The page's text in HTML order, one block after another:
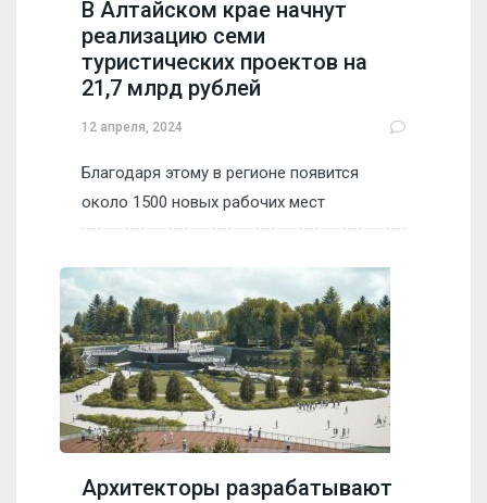
В Алтайском крае начнут
реализацию семи
туристических проектов на
21,7 млрд рублей
12 апреля, 2024
Благодаря этому в регионе появится
около 1500 новых рабочих мест
Архитекторы разрабатывают